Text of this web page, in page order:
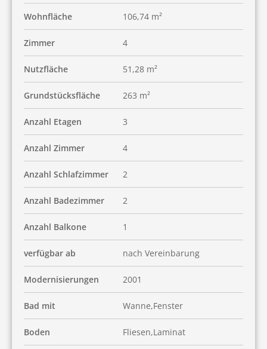
Wohnfläche 106,74 m²
Zimmer 4
Nutzfläche 51,28 m²
Grundstücksfläche 263 m²
Anzahl Etagen 3
Anzahl Zimmer 4
Anzahl Schlafzimmer 2
Anzahl Badezimmer 2
Anzahl Balkone 1
verfügbar ab nach Vereinbarung
Modernisierungen 2001
Bad mit Wanne,Fenster
Boden Fliesen,Laminat